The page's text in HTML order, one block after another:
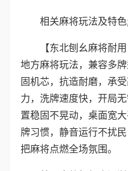
相关麻将玩法及特
【东北刨幺麻将耐
地方麻将玩法，兼容多
固机芯，抗造耐磨，承
力，洗牌速度快，开局
置稳固不晃动，桌面宽
牌习惯，静音运行不扰
把麻将点燃全场氛围。